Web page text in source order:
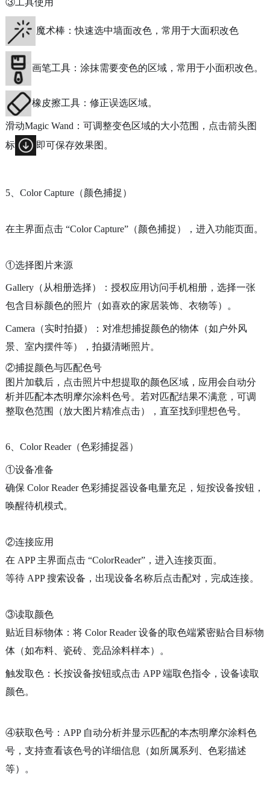
魔术棒：快速选中墙面改色，常用于大面积改色
画笔工具：涂抹需要变色的区域，常用于小面积改色。
橡皮擦工具：修正误选区域。
滑动Magic Wand：可调整变色区域的大小范围，点击箭头图
标
即可保存效果图。
5、Color Capture（颜色捕捉）
在主界面点击 “Color Capture”（颜色捕捉），进入功能页面。
①选择图片来源
Gallery（从相册选择）：授权应用访问手机相册，选择一张
包含目标颜色的照片（如喜欢的家居装饰、衣物等）。
Camera（实时拍摄）：对准想捕捉颜色的物体（如户外风
景、室内摆件等），拍摄清晰照片。
②捕捉颜色与匹配色号
图片加载后，点击照片中想提取的颜色区域，应用会自动分
析并匹配本杰明摩尔涂料色号。若对匹配结果不满意，可调
整取色范围（放大图片精准点击），直至找到理想色号。
6、Color Reader（色彩捕捉器）
①设备准备
确保 Color Reader 色彩捕捉器设备电量充足，短按设备按钮，
唤醒待机模式。
②连接应用
在 APP 主界面点击 “ColorReader”，进入连接页面。
等待 APP 搜索设备，出现设备名称后点击配对，完成连接。
③读取颜色
贴近目标物体：将 Color Reader 设备的取色端紧密贴合目标物
体（如布料、瓷砖、竞品涂料样本）。
触发取色：长按设备按钮或点击 APP 端取色指令，设备读取
颜色。
④获取色号：APP 自动分析并显示匹配的本杰明摩尔涂料色
号，支持查看该色号的详细信息（如所属系列、色彩描述
等）。